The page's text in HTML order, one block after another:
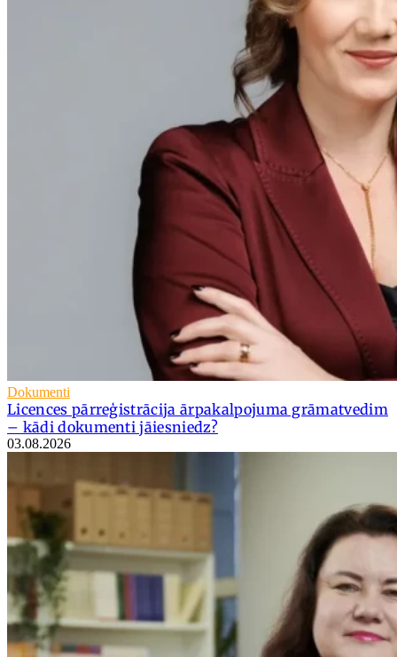
Dokumenti
Licences pārreģistrācija ārpakalpojuma grāmatvedim
– kādi dokumenti jāiesniedz?
03.08.2026